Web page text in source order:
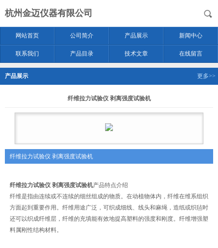
杭州金迈仪器有限公司
网站首页 公司简介 产品展示 新闻中心
联系我们 产品目录 技术文章 在线留言
产品展示 更多>>
纤维拉力试验仪 剥离强度试验机
纤维拉力试验仪 剥离强度试验机
纤维拉力试验仪 剥离强度试验机产品特点介绍
纤维是指由连续或不连续的细丝组成的物质。在动植物体内，纤维在维系组织
方面起到重要作用。纤维用途广泛，可织成细线、线头和麻绳，造纸或织毡时
还可以织成纤维层，纤维的充填能有效地提高塑料的强度和刚度。纤维增强塑
料属刚性结构材料。